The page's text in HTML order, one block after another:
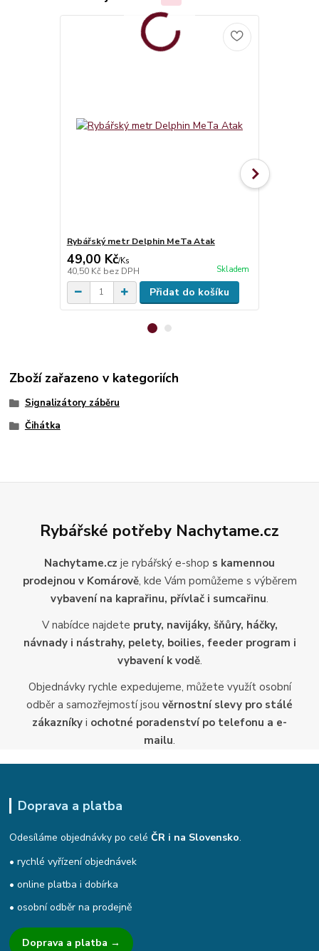
Rybářský metr Delphin MeTa Atak
49,00 Kč/Ks
40,50 Kč bez DPH Skladem
Přidat do košíku
Zboží zařazeno v kategoriích
Signalizátory záběru
Čihátka
Rybářské potřeby Nachytame.cz
Nachytame.cz je rybářský e-shop s kamennou
prodejnou v Komárově, kde Vám pomůžeme s výběrem
vybavení na kaprařinu, přívlač i sumcařinu.
V nabídce najdete pruty, navijáky, šňůry, háčky,
návnady i nástrahy, pelety, boilies, feeder program i
vybavení k vodě.
Objednávky rychle expedujeme, můžete využít osobní
odběr a samozřejmostí jsou věrnostní slevy pro stálé
zákazníky i ochotné poradenství po telefonu a e-
mailu.
Doprava a platba
Odesíláme objednávky po celéČR i na Slovensko.
• rychlé vyřízení objednávek
• online platba i dobírka
• osobní odběr na prodejně
Doprava a platba →